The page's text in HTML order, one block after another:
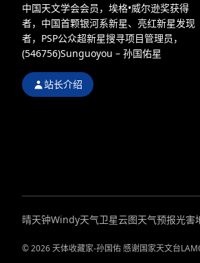
中国天文学会会员，埃格•威尔逊奖获得
者，中国首颗银河系新星、亮红新星发现
者，PSP公众超新星搜寻项目管理员，
(546756)Sunguoyou – 孙国佑星
站长介绍
晴天钟Windy天气卫星云图天气预报光害
© 2026 天体收藏家-孙国佑 感谢国家天文台